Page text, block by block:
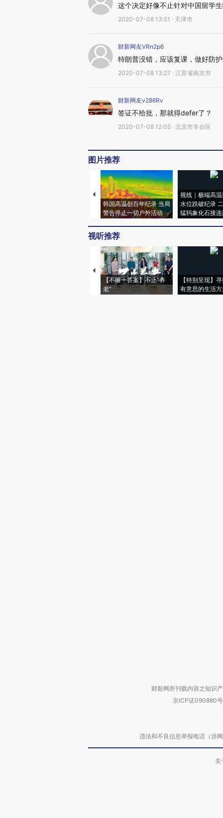
这个决定好像不止针对中国留学
2020-07-08 13:51 · 天津市
财新网友VRn2p6
特朗普没错，应该复课，做好防护
2020-07-08 13:27 · 江苏省南京市
财新网友v286Rv
签证不给批，那就得defer了？
2020-07-08 12:05 · 北京市丰台区
图片推荐
韩国高温创百年纪录 当局
警告停止一切户外活动
视线｜极端高
水位跌破纪录
猛犸象化石接连
视听推荐
【不唯一答案】不止“养
老”
【特别呈现】
有意思的生活方
财新网所刊载内容之知识
京ICP证090880号
违法和不良信息举报电话（涉
关